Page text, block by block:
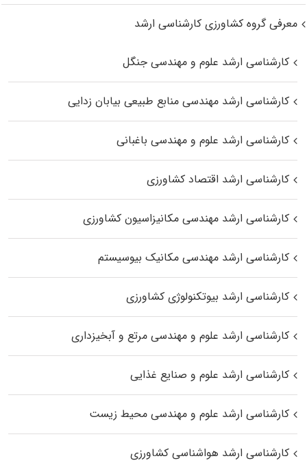
معرفی گروه کشاورزی کارشناسی ارشد
کارشناسی ارشد علوم و مهندسی جنگل
کارشناسی ارشد مهندسی منابع طبیعی بیابان زدایی
کارشناسی ارشد علوم و مهندسی باغبانی
کارشناسی ارشد اقتصاد کشاورزی
کارشناسی ارشد مهندسی مکانیزاسیون کشاورزی
کارشناسی ارشد مهندسی مکانیک بیوسیستم
کارشناسی ارشد بیوتکنولوژی کشاورزی
کارشناسی ارشد علوم و مهندسی مرتع و آبخیزداری
کارشناسی ارشد علوم و صنایع غذایی
کارشناسی ارشد علوم و مهندسی محیط زیست
کارشناسی ارشد هواشناسی کشاورزی